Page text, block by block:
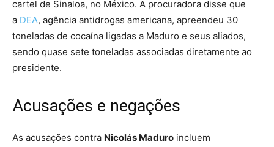
cartel de Sinaloa, no México. A procuradora disse que
a DEA, agência antidrogas americana, apreendeu 30
toneladas de cocaína ligadas a Maduro e seus aliados,
sendo quase sete toneladas associadas diretamente ao
presidente.
Acusações e negações
As acusações contra Nicolás Maduro incluem